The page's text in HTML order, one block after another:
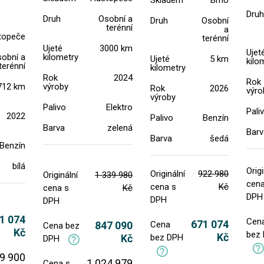
a
km
2022
Benzín
bílá
074
Kč
900
Druh
Osobní a
terénní
Ujeté
kilometry
3000 km
Rok
výroby
2024
Palivo
Elektro
Barva
zelená
Originální
cena s
DPH
1 339 980
Kč
Cena bez
DPH
847 090
Kč
Druh
Osobní
a
terénní
Ujeté
kilometry
5 km
Rok
výroby
2026
Palivo
Benzín
Barva
šedá
Originální
cena s
DPH
922 980
Kč
Cena
bez DPH
671 074
Kč
Druh
Rok
DPH
bez